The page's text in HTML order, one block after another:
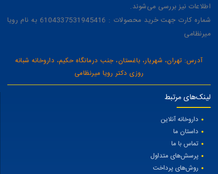
اطلاعات نیز بررسی می‌شوند.
شماره کارت جهت خرید محصولات : 6104337531945416 به نام رویا
میرنظامی
آدرس: تهران، شهریار، باغستان، جنب درمانگاه حکیم، داروخانه شبانه
روزی دکتر رویا میرنظامی
لینک‌های مرتبط
داروخانه آنلاین
داستان ما
تماس با ما
پرسش‌های متداول
روش‌های پرداخت